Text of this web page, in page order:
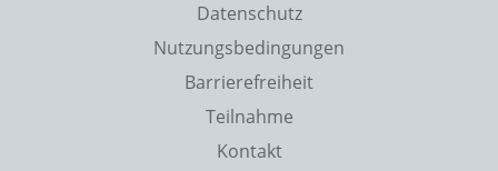
Datenschutz
Nutzungsbedingungen
Barrierefreiheit
Teilnahme
Kontakt